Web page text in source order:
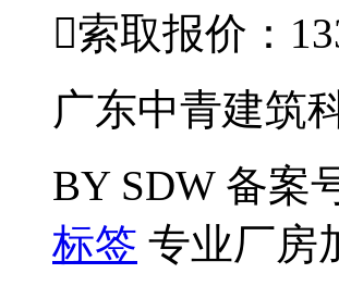
索取报价：
广东中青建筑
BY SDW备案
标签 专业厂房